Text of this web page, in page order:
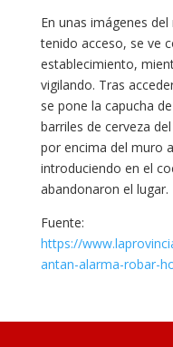
En unas imágenes
tenido acceso, se ve
establecimiento,
vigilando. Tras
se pone la capucha
barriles de cerveza
por encima del muro
introduciendo en el
abandonaron el lugar.
Fuente:
https://
antan-alarma-robar-